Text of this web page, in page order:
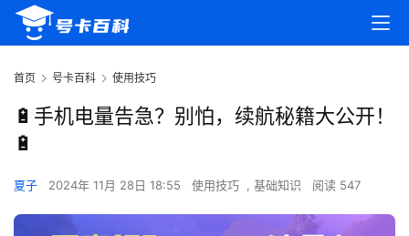
首页 号卡百科 使用技巧
🔋手机电量告急？别怕，续航秘籍大公开！
🔋
夏子 2024年 11月 28日 18:55 使用技巧 , 基础知识 阅读 547